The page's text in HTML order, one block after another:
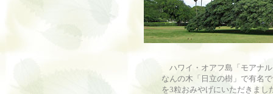
ハワイ・オアフ島「モアナ
なんの木「日立の樹」で有名
を3粒おみやげにいただきま